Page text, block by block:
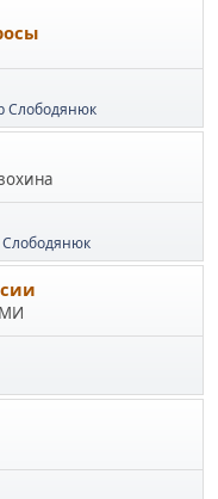
Слободянюк
Слободянюк